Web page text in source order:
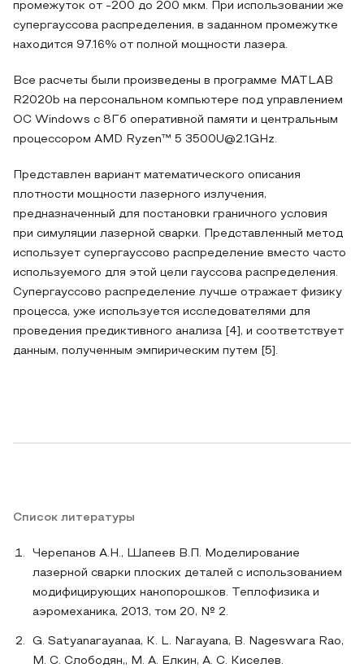
промежуток от -200 до 200 мкм. При использовании же
супергауссова распределения, в заданном промежутке
находится 97.16% от полной мощности лазера.
Все расчеты были произведены в программе MATLAB
R2020b на персональном компьютере под управлением
ОС Windows с 8Гб оперативной памяти и центральным
процессором AMD Ryzen™ 5 3500U@2.1GHz.
Представлен вариант математического описания
плотности мощности лазерного излучения,
предназначенный для постановки граничного условия
при симуляции лазерной сварки. Представленный метод
использует супергауссово распределение вместо часто
используемого для этой цели гауссова распределения.
Супергауссово распределение лучше отражает физику
процесса, уже используется исследователями для
проведения предиктивного анализа [4], и соответствует
данным, полученным эмпирическим путем [5].
Список литературы
Черепанов А.Н., Шапеев В.П. Моделирование
лазерной сварки плоских деталей с использованием
модифицирующих нанопорошков. Теплофизика и
аэромеханика, 2013, том 20, № 2.
G. Satyanarayanaa, K. L. Narayana, B. Nageswara Rao,
М. С. Слободян,, М. А. Елкин, А. С. Киселев.